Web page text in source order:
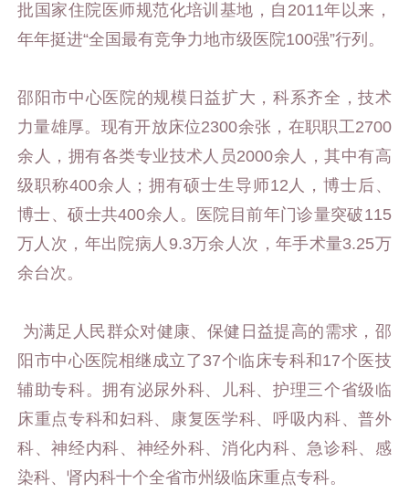
批国家住院医师规范化培训基地，自2011年以来，
年年挺进“全国最有竞争力地市级医院100强”行列。
邵阳市中心医院的规模日益扩大，科系齐全，技术
力量雄厚。现有开放床位2300余张，在职职工2700
余人，拥有各类专业技术人员2000余人，其中有高
级职称400余人；拥有硕士生导师12人，博士后、
博士、硕士共400余人。医院目前年门诊量突破115
万人次，年出院病人9.3万余人次，年手术量3.25万
余台次。
为满足人民群众对健康、保健日益提高的需求，邵
阳市中心医院相继成立了37个临床专科和17个医技
辅助专科。拥有泌尿外科、儿科、护理三个省级临
床重点专科和妇科、康复医学科、呼吸内科、普外
科、神经内科、神经外科、消化内科、急诊科、感
染科、肾内科十个全省市州级临床重点专科。